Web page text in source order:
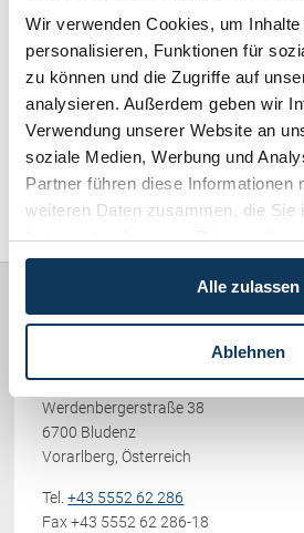
Wir verwenden Cookies, um
personalisieren, Funktionen für
zu können und die Zugriffe auf
analysieren. Außerdem geben wir
Verwendung unserer Website an
soziale Medien, Werbung und
Partner führen diese Informationen
weiteren Daten zusammen, die Sie
haben oder die sie im Rahmen
gesammelt haben.
Alle zulassen
Ablehnen
Grundstückkauf
Checkliste: Immobilienertragssteuer
Checkliste: Mietvertrag
Checkliste: GmbH-Gründung
Checkliste: Gewerbeanm. durch jur.
Person
Kontakt
Wirtschaftsrecht / Gesellschaftsrecht
Schadenersatz / Schmerzensgeld /
Familienrecht / Eherecht / Erbrecht (169)
Sonstiges (478)
Rechtsanwälte
PICCOLRUAZ & MÜLLER
Werdenbergerstraße 38
6700 Bludenz
Vorarlberg, Österreich
Tel.+43 5552 62 286
Fax +43 5552 62 286-18